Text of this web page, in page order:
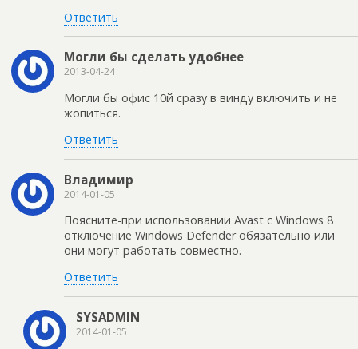
Ответить
Могли бы сделать удобнее
2013-04-24
Могли бы офис 10й сразу в винду включить и не
жопиться.
Ответить
Владимир
2014-01-05
Поясните-при использовании Avast с Windows 8
отключение Windows Defender обязательно или
они могут работать совместно.
Ответить
SYSADMIN
2014-01-05